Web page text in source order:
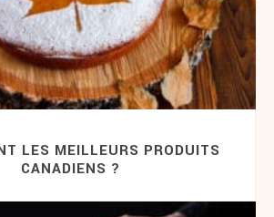
LES MEILLEURS PRODUITS
CANADIENS ?